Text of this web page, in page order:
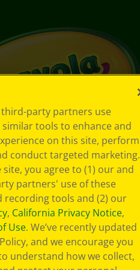
party partners use
similar tools to enhance and
on this site, perform
conduct targeted marketing.
site, you agree to (1) our and
partners' use of these
recording tools and (2) our
, California Privacy Notice,
Use. We’ve recently updated
and we encourage you
understand how we collect,